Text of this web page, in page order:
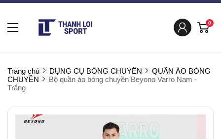
0
Trang chủ DỤNG CỤ BÓNG CHUYỀN
QUẦN ÁO BÓNG
CHUYỀN
Bộ quần áo bóng chuyền Beyono Varro Nam -
Trắng